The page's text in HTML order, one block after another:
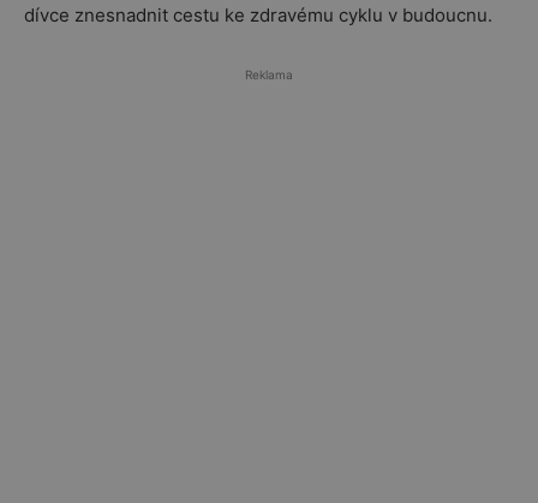
dívce znesnadnit cestu ke zdravému cyklu v budoucnu.
Reklama